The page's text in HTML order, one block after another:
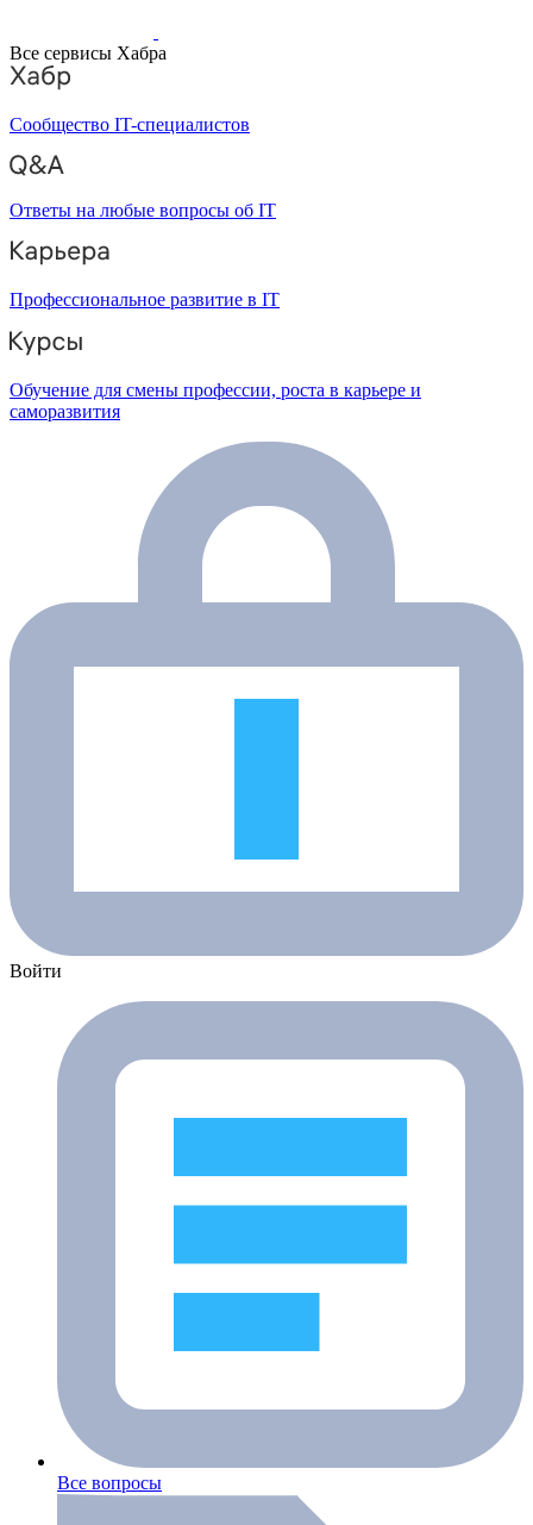
Все сервисы Хабра
Сообщество IT-специалистов
Ответы на любые вопросы об IT
Профессиональное развитие в IT
Обучение для смены профессии, роста в карьере и
саморазвития
Войти
Все вопросы